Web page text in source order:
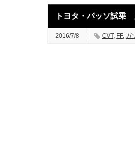
トヨタ・パッソ試乗
2016/7/8 CVT, FF, ガ